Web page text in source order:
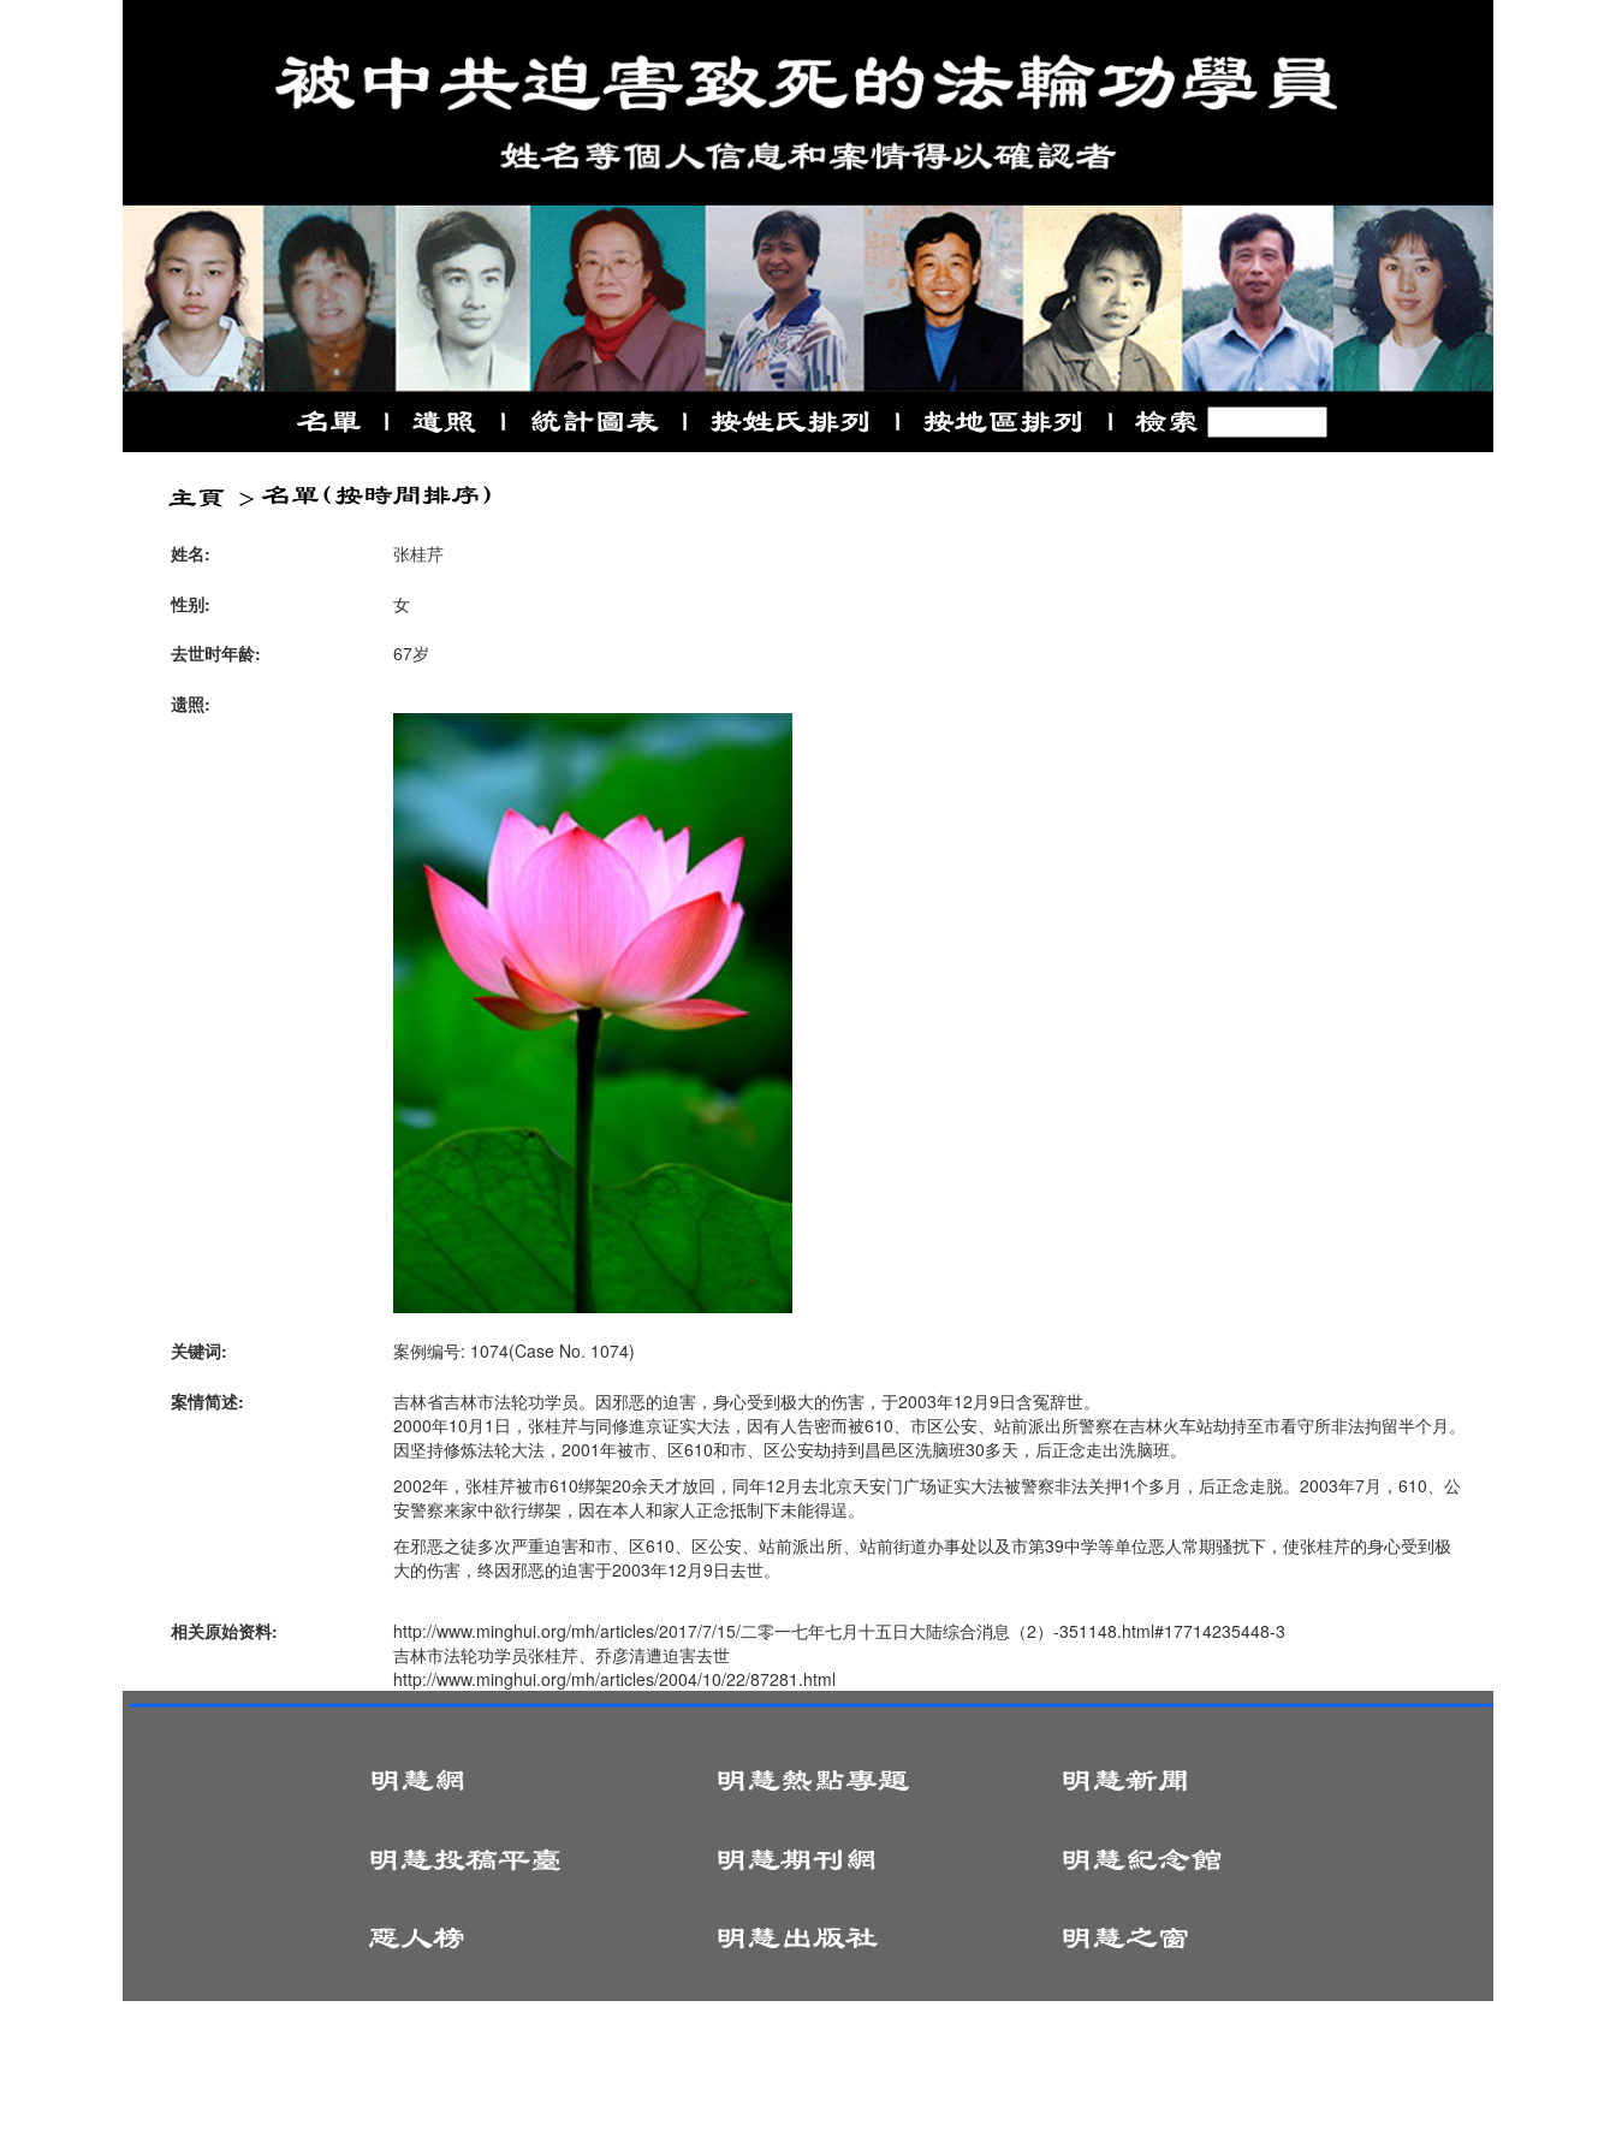
姓名: 张桂芹
性别: 女
去世时年龄: 67岁
遗照:
关键词: 案例编号: 1074(Case No. 1074)
案情简述:
吉林省吉林市法轮功学员。因邪恶的迫害，身心受到极大的伤害，于2003年12月9日含冤辞世。
2000年10月1日，张桂芹与同修進京证实大法，因有人告密而被610、市区公安、站前派出所警察在吉林火车站劫持至市看守所非法拘留半个月。
因坚持修炼法轮大法，2001年被市、区610和市、区公安劫持到昌邑区洗脑班30多天，后正念走出洗脑班。
2002年，张桂芹被市610绑架20余天才放回，同年12月去北京天安门广场证实大法被警察非法关押1个多月，后正念走脱。2003年7月，610、公
安警察来家中欲行绑架，因在本人和家人正念抵制下未能得逞。
在邪恶之徒多次严重迫害和市、区610、区公安、站前派出所、站前街道办事处以及市第39中学等单位恶人常期骚扰下，使张桂芹的身心受到极
大的伤害，终因邪恶的迫害于2003年12月9日去世。
相关原始资料:
http://www.minghui.org/mh/articles/2017/7/15/二零一七年七月十五日大陆综合消息（2）-351148.html#17714235448-3
吉林市法轮功学员张桂芹、乔彦清遭迫害去世
http://www.minghui.org/mh/articles/2004/10/22/87281.html